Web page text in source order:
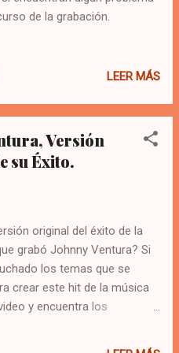
de la grabación.
LEER MÁS
Versión
su Éxito.
original del éxito de la
grabó Johnny Ventura? Si
los temas que se
crear este hit de la música
y encuentra los